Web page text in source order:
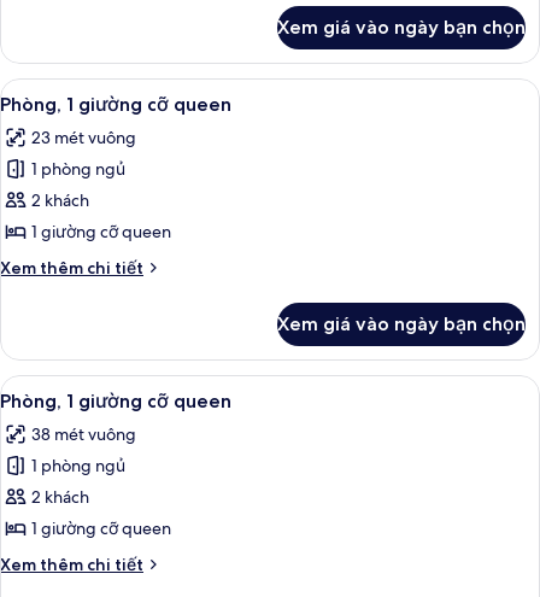
công
(Topland)
Phòng
Suite,
1
giường
cỡ
king,
ban
công
(Topland)
Xem giá vào ngày bạn chọn
Xem
tất
cả
ảnh
Phòng,
1
giường
cỡ
Phòng, 1 giường cỡ queen | Bộ đồ
9
Phòng, 1 giường cỡ queen
23 mét vuông
1 phòng ngủ
2 khách
1 giường cỡ queen
Xem thêm chi tiết
Chi
Phòng,
giường
queen
Xem giá vào ngày bạn chọn
Xem
tất
cả
ảnh
Phòng,
1
giường
cỡ
Phòng, 1 giường cỡ queen | Bộ đồ
8
Phòng, 1 giường cỡ queen
38 mét vuông
1 phòng ngủ
2 khách
1 giường cỡ queen
Xem thêm chi tiết
Chi